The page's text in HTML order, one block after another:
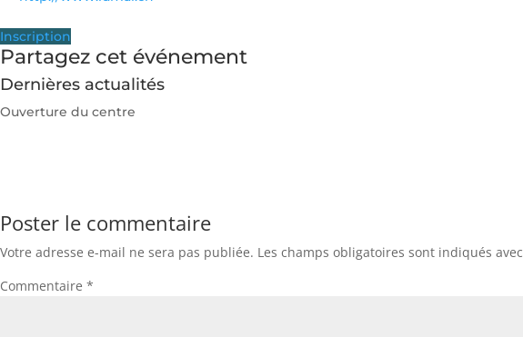
Inscription
Partagez cet événement
Dernières actualités
Ouverture du centre
Poster le commentaire
Votre adresse e-mail ne sera pas publiée. Les champs obligatoires sont indiqués avec
Commentaire *